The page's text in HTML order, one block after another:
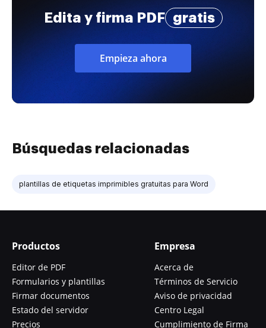
Edita y firma PDF gratis
Empieza ahora
Búsquedas relacionadas
plantillas de etiquetas imprimibles gratuitas para Word
Productos
Editor de PDF
Formularios y plantillas
Firmar documentos
Estado del servidor
Precios
Empresa
Acerca de
Términos de Servicio
Aviso de privacidad
Centro Legal
Cumplimiento de Firma